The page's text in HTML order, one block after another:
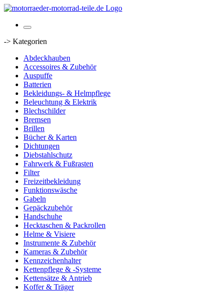
-> Kategorien
Abdeckhauben
Accessoires & Zubehör
Auspuffe
Batterien
Bekleidungs- & Helmpflege
Beleuchtung & Elektrik
Blechschilder
Bremsen
Brillen
Bücher & Karten
Dichtungen
Diebstahlschutz
Fahrwerk & Fußrasten
Filter
Freizeitbekleidung
Funktionswäsche
Gabeln
Gepäckzubehör
Handschuhe
Hecktaschen & Packrollen
Helme & Visiere
Instrumente & Zubehör
Kameras & Zubehör
Kennzeichenhalter
Kettenpflege & -Systeme
Kettensätze & Antrieb
Koffer & Träger